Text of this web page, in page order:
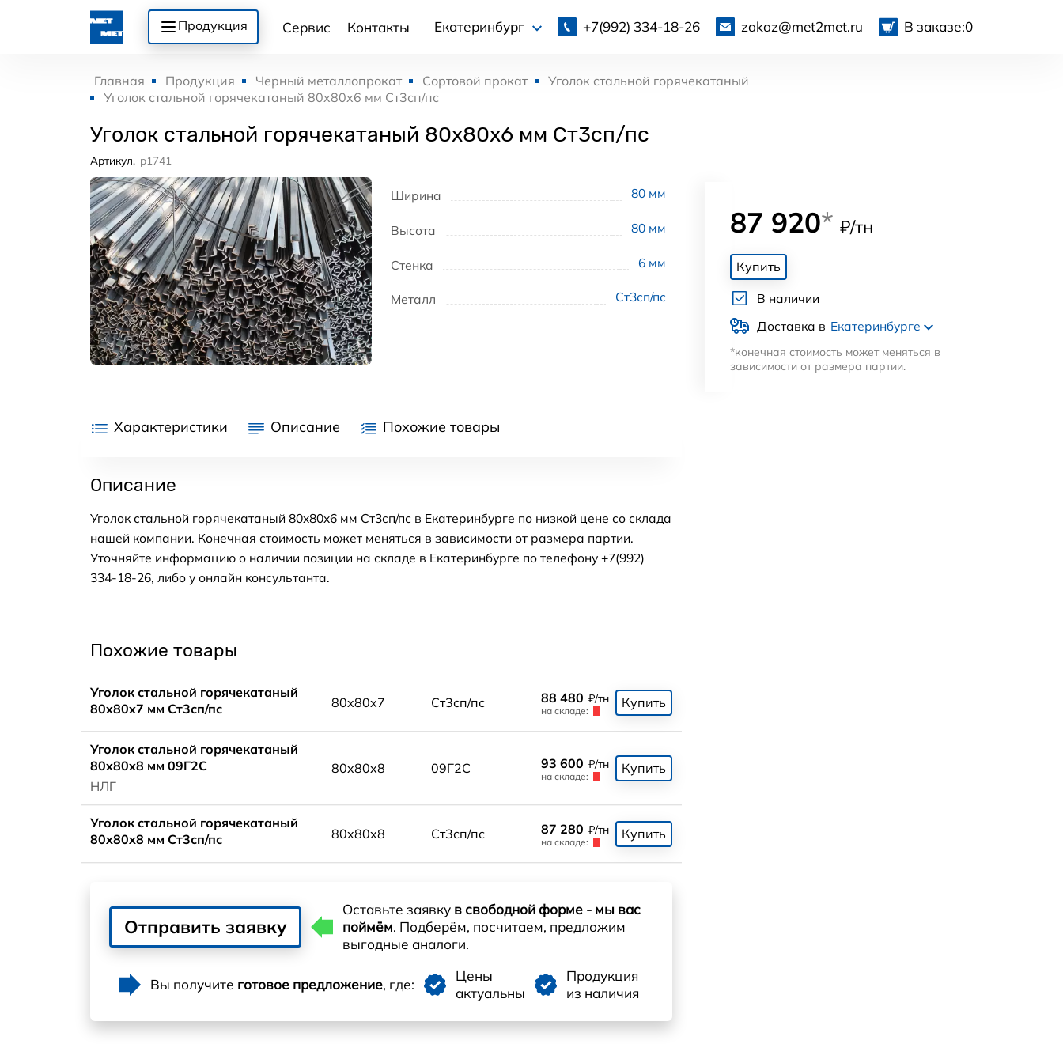
Продукция Сервис Контакты Екатеринбург +7(992) 334-18-26 zakaz@met2met.ru В заказе:0
Главная Продукция Черный металлопрокат Сортовой прокат
Уголок стальной горячекатаный
Уголок стальной горячекатаный 80x80x6 мм Ст3сп/пс
Уголок стальной горячекатаный 80x80x6 мм Ст3сп/пс
Артикул. p1741
Ширина 80 мм
Высота 80 мм
Стенка 6 мм
Металл Ст3сп/пс
87 920* ₽/тн
Купить
В наличии
Доставка в Екатеринбурге
*конечная стоимость может меняться в
зависимости от размера партии.
Характеристики Описание Похожие товары
Описание
Уголок стальной горячекатаный 80x80x6 мм Ст3сп/пс в Екатеринбурге по низкой цене со склада
нашей компании. Конечная стоимость может меняться в зависимости от размера партии.
Уточняйте информацию о наличии позиции на складе в Екатеринбурге по телефону +7(992)
334-18-26, либо у онлайн консультанта.
Похожие товары
Уголок стальной горячекатаный
80x80x7 мм Ст3сп/пс
80x80x7 Ст3сп/пс 88 480 ₽/тн
на складе:
Купить
Уголок стальной горячекатаный
80x80x8 мм 09Г2С
НЛГ
80x80x8 09Г2С 93 600 ₽/тн
на складе:
Купить
Уголок стальной горячекатаный
80x80x8 мм Ст3сп/пс
80x80x8 Ст3сп/пс 87 280 ₽/тн
на складе:
Купить
Отправить заявку
Оставьте заявку в свободной форме - мы вас
поймём. Подберём, посчитаем, предложим
выгодные аналоги.
Вы получите готовое предложение, где:
Цены
актуальны
Продукция
из наличия